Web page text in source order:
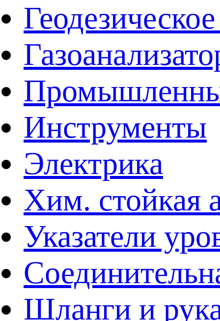
Инструменты
Электрика
Хим. стойкая
Указатели
Шланги и